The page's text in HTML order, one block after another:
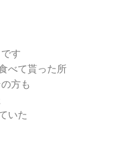
す
べて貰った所
方も
いた